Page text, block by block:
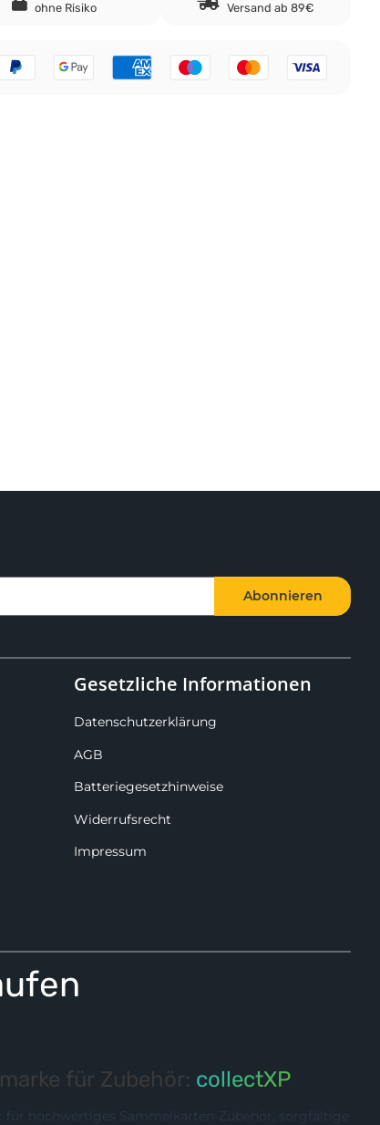
ohne Risiko
Versand ab 89€
Abonnieren
Gesetzliche Informationen
Datenschutzerklärung
AGB
Batteriegesetzhinweise
Widerrufsrecht
Impressum
für Zubehör: collectXP
für hochwertiges Sammelkarten-Zubehör, sorgfältige